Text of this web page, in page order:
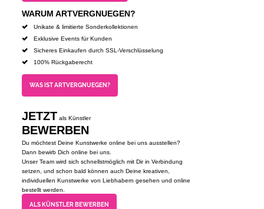
WARUM ARTVERGNUEGEN?
Unikate & limitierte Sonderkollektionen
Exklusive Events für Kunden
Sicheres Einkaufen durch SSL-Verschlüsselung
100% Rückgaberecht
WAS IST ARTVERGNUEGEN?
JETZT als Künstler
BEWERBEN
Du möchtest Deine Kunstwerke online bei uns ausstellen?
Dann bewirb Dich online bei uns.
Unser Team wird sich schnellstmöglich mit Dir in Verbindung
setzen, und schon bald können auch Deine kreativen,
individuellen Kunstwerke von Liebhabern gesehen und online
bestellt werden.
ALS KÜNSTLER BEWERBEN